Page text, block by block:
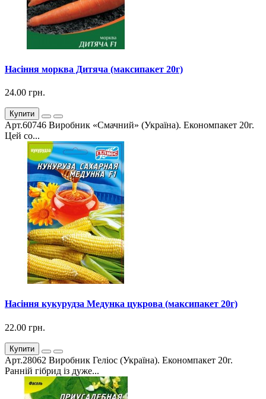
Насіння морква Дитяча (максипакет 20г)
24.00 грн.
Купити
Арт.60746 Виробник «Смачний» (Україна). Економпакет 20г.
Цей со...
Насіння кукурудза Медунка цукрова (максипакет 20г)
22.00 грн.
Купити
Арт.28062 Виробник Геліос (Україна). Економпакет 20г.
Ранній гібрид із дуже...